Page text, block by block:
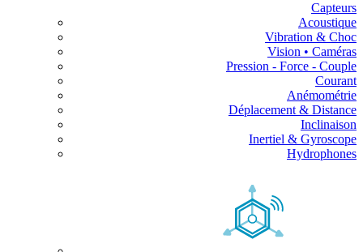
Capteurs
Acoustique
Vibration & Choc
Vision • Caméras
Pression - Force - Couple
Courant
Anémométrie
Déplacement & Distance
Inclinaison
Inertiel & Gyroscope
Hydrophones